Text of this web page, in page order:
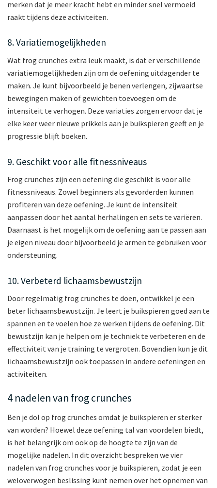
merken dat je meer kracht hebt en minder snel vermoeid
raakt tijdens deze activiteiten.
8. Variatiemogelijkheden
Wat frog crunches extra leuk maakt, is dat er verschillende
variatiemogelijkheden zijn om de oefening uitdagender te
maken. Je kunt bijvoorbeeld je benen verlengen, zijwaartse
bewegingen maken of gewichten toevoegen om de
intensiteit te verhogen. Deze variaties zorgen ervoor dat je
elke keer weer nieuwe prikkels aan je buikspieren geeft en je
progressie blijft boeken.
9. Geschikt voor alle fitnessniveaus
Frog crunches zijn een oefening die geschikt is voor alle
fitnessniveaus. Zowel beginners als gevorderden kunnen
profiteren van deze oefening. Je kunt de intensiteit
aanpassen door het aantal herhalingen en sets te variëren.
Daarnaast is het mogelijk om de oefening aan te passen aan
je eigen niveau door bijvoorbeeld je armen te gebruiken voor
ondersteuning.
10. Verbeterd lichaamsbewustzijn
Door regelmatig frog crunches te doen, ontwikkel je een
beter lichaamsbewustzijn. Je leert je buikspieren goed aan te
spannen en te voelen hoe ze werken tijdens de oefening. Dit
bewustzijn kan je helpen om je techniek te verbeteren en de
effectiviteit van je training te vergroten. Bovendien kun je dit
lichaamsbewustzijn ook toepassen in andere oefeningen en
activiteiten.
4 nadelen van frog crunches
Ben je dol op frog crunches omdat je buikspieren er sterker
van worden? Hoewel deze oefening tal van voordelen biedt,
is het belangrijk om ook op de hoogte te zijn van de
mogelijke nadelen. In dit overzicht bespreken we vier
nadelen van frog crunches voor je buikspieren, zodat je een
weloverwogen beslissing kunt nemen over het opnemen van